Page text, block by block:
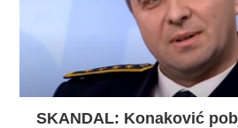
SKANDAL: Konaković